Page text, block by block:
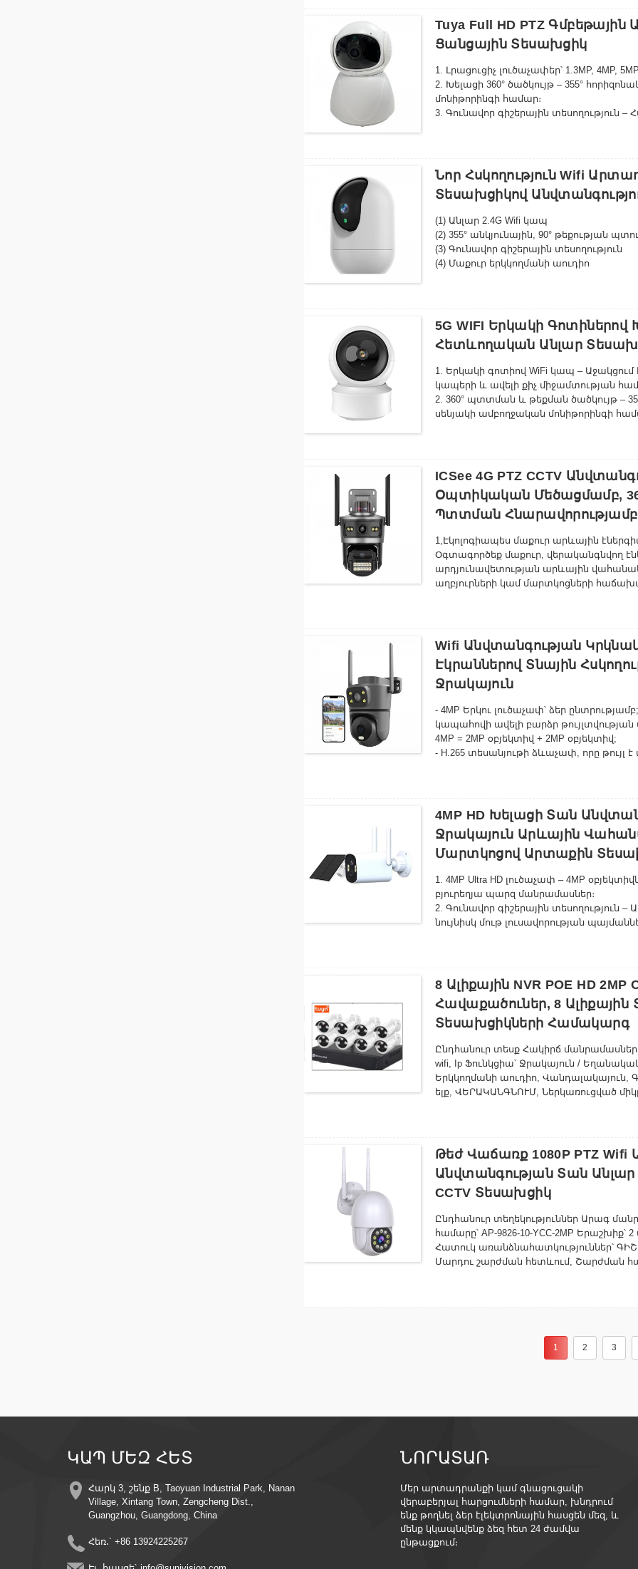
ձևաչափ՝ H.264 Տվյալների պահպանման
Tuya Full HD PTZ
Ցանցային Տեսախցիկ
1. Լրացուցիչ լուծաչափեր՝ 1.3MP, 4MP,
2. Խելացի 360° ծածկույթ – 355°
մոնիթորինգի համար։
3. Գունավոր գիշերային տեսողություն –
4. Շարժման իրական ժամանակի
5. Երկկողմանի աուդիո և հեռակա մուտք
ցանկացած վայրից։
Նոր Հսկողություն Wifi
Տեսախցիկով
(1) Անլար 2.4G Wifi կապ
(2) 355° անկյունային, 90° թեքության
(3) Գունավոր գիշերային տեսողություն
(4) Մաքուր երկկողմանի աուդիո
(6) Աջակցում է ամպային պահեստին/
(8) Հեշտ տեղադրում
(10) Բարձր լուծաչափ՝ 3MP/4MP/5MP/6MP/
5G WIFI Երկակի
Հետևողական Անլար
1. Երկակի գոտիով WiFi կապ – Աջակցում
կապերի և ավելի քիչ միջամտության
2. 360° պտտման և թեքման ծածկույթ –
սենյակի ամբողջական մոնիթորինգի
ապահովում են հստակ սև-սպիտակ
5. Երկկողմանի աուդիո -
ընտանի կենդանու հետ հեռակա կապի
ICSee 4G PTZ CCTV
Օպտիկական Մեծացմամբ,
Պտտման
1, Էկոլոգիապես մաքուր արևային
Օգտագործեք մաքուր, վերականգնվող
արդյունավետության արևային
աղբյուրների կամ մարտկոցների
Հագեցած է պտտվող թեքման
3, Գերազանց գիշերային տեսողություն
Հզոր LED զանգվածը ապահովում է
մեջ՝ լուսավորության տիրույթով, որը
Wifi Անվտանգության
Էկրաններով Տնային
Ջրակայուն
- 4MP Երկու լուծաչափ՝ ձեր
կապահովի ավելի բարձր
4MP = 2MP օբյեկտիվ + 2MP օբյեկտիվ;
- H.265 տեսանյութի ձևաչափ, որը թույլ
պաշտպանելու համար։
- 3 պատկերի ռեժիմ՝ խելացի ռեժիմ/
Ինֆրակարմիր ռեժիմը ինֆրակարմիր
սպիտակ LED-ը անջատված է:
- Ներկառուցված բարձրորակ բարձրախոս
խոչընդոտներից զերծ է։
- Արձագանքի չեղարկման և աղմուկի
ձայնային էֆեկտ;
- Աջակցում է 48V POE RJ-45 ցանցային
4MP HD Խելացի Տան
Ջրակայուն Արևային
Մարտկոցով Արտաքին
1. 4MP Ultra HD լուծաչափ – 4MP
բյուրեղյա պարզ մանրամասներ։
2. Գունավոր գիշերային տեսողություն
նույնիսկ մութ լուսավորության
բանականության առաջադեմ
անվտանգություն։
4. Երկկողմանի աուդիո և
միջոցով, անկախ նրանից, թե որտեղ եք
5. Անլար և հեշտ տեղադրում – Միացեք
6. Ճկուն պահեստավորման
TF քարտի միջև՝ տվյալների անվտանգ
7. Բազմաօգտատիրոջ մուտք –
հյուրերի հետ՝ անխափան դիտման
8. Բոլոր եղանակային պայմաններին
դիմացկունություն – Ստեղծված է
8 Ալիքային NVR POE HD
Հավաքածուներ, 8 Ալիքային
Տեսախցիկների Համակարգ
Ընդհանուր տեսք Հակիրճ մանրամասներ
wifi, Ip Ֆունկցիա՝ Ջրակայուն /
Երկկողմանի աուդիո, Վանդալակայուն,
ելք, ՎԵՐԱԿԱՆԳՆՈՒՄ, Ներկառուցված
տեխնիկական աջակցություն,
Sunivision/OEM Մոդելի համարը՝ AP-
Թեժ Վաճառք 1080P PTZ
Անվտանգության Տան Անլար
CCTV Տեսախցիկ
Ընդհանուր տեղեկություններ Արագ
համարը՝ AP-9826-10-YCC-2MP
Հատուկ առանձնահատկություններ՝
Մարդու շարժման հետևում, Շարժման
PAN-TILT, ԳԻՇԵՐԱՅԻՆ ՏԵՍՈՂՈՒԹՅՈՒՆ,
1 2 3
ԿԱՊ ՄԵԶ ՀԵՏ
Հարկ 3, շենք B, Taoyuan Industrial Park, Nanan
Village, Xintang Town, Zengcheng Dist.,
Guangzhou, Guangdong, China
Հեռ․՝ +86 13924225267
ՆՈՐԱՏԱՌ
Մեր արտադրանքի կամ գնացուցակի
վերաբերյալ հարցումների համար, խնդրում
ենք թողնել ձեր էլեկտրոնային հասցեն մեզ, և
մենք կկապնվենք ձեզ հետ 24 ժամվա
ընթացքում։